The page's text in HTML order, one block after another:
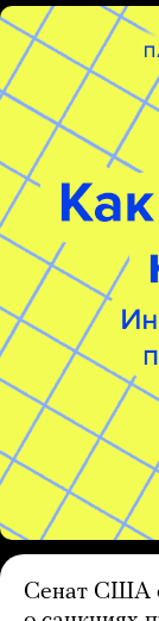
Сенат США